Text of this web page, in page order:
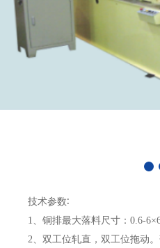
技术参数∶
1、铜排最大落料尺寸：0.6-
2、双工位轧直，双工位拖动